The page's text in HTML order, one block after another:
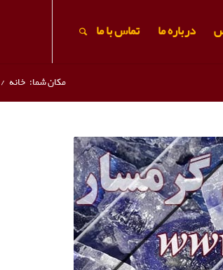
درباره ما تماس با ما
مکان شما: خانه /